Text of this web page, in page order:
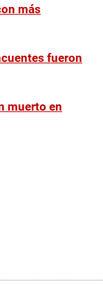
más
fueron
muerto en